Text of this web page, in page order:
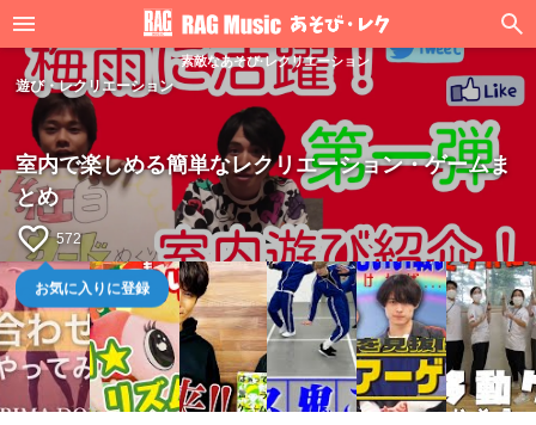
素敵なあそび·レクリエーション
遊び・レクリエーション
室内で楽しめる簡単なレクリエーション・ゲームま
とめ
favorite_border 572
お気に入りに登録